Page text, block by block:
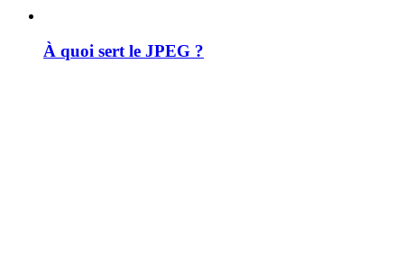
À quoi sert le JPEG ?